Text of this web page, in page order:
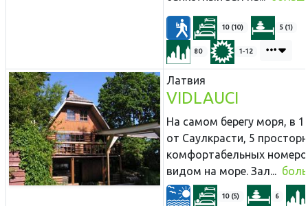
10 (10) 5 (1)
80 1-12
Латвия
VIDLAUCI
На самом берегу моря, в
от Саулкрасти, 5
комфортабельных
видом на море. Зал...
10 (5) 6